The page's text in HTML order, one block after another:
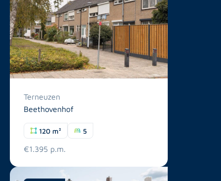
Terneuzen
Beethovenhof
120 m² 5
€1.395 p.m.